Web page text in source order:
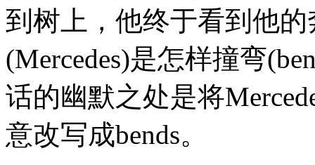
到树上，他终于看到他的
(Mercedes)是怎样撞弯
话的幽默之处是将
意改写成bends。